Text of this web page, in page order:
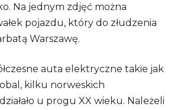
Na jednym zdjęć można
pojazdu, który do złudzenia
Warszawę.
auta elektryczne takie jak
kilku norweskich
u progu XX wieku. Należeli